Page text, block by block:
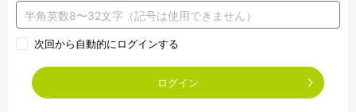
次回から自動的にログインする
ログイン